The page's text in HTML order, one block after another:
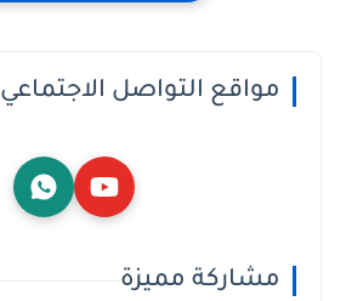
مواقع التواصل الاجتماعي
مشاركة مميزة